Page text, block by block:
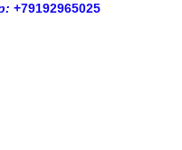
+79192965025